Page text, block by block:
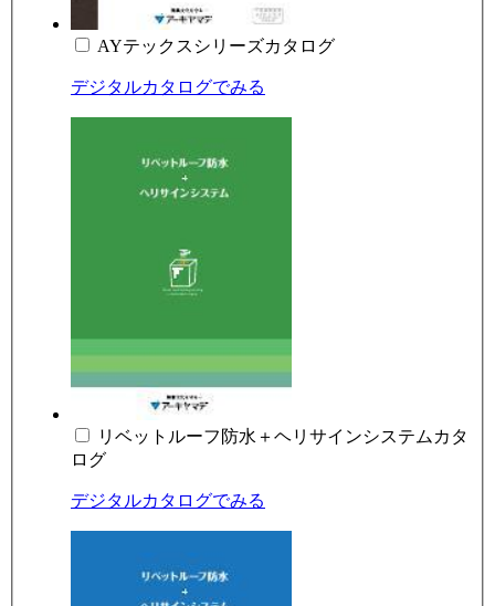
AYテックスシリーズカタログ
デジタルカタログでみる
リベットルーフ防水＋ヘリサインシステムカタ
ログ
デジタルカタログでみる